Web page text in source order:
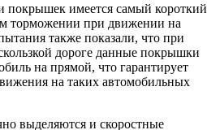
покрышек имеется самый короткий
торможении при движении на
также показали, что при
дороге данные покрышки
на прямой, что гарантирует
на таких автомобильных
выделяются и скоростные